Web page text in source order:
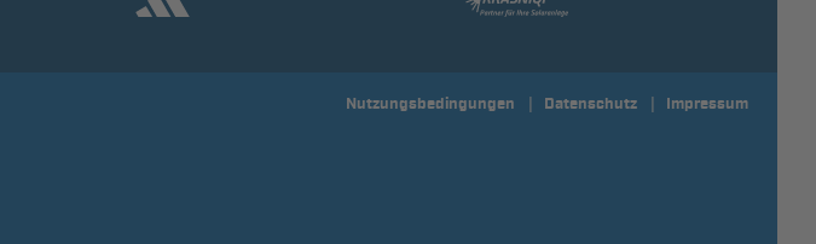
Nutzungsbedingungen Datenschutz Impressum